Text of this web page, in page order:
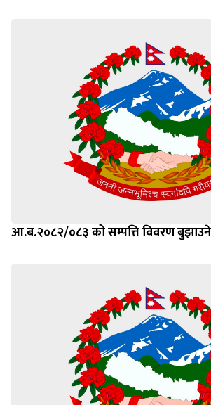
आ.ब.२०८२/०८३ को सम्पत्ति विवरण